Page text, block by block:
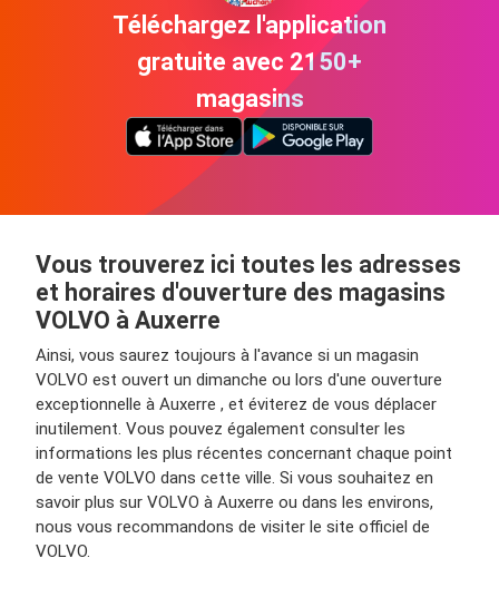
Téléchargez l'application
gratuite avec 2150+
magasins
Vous trouverez ici toutes les adresses
et horaires d'ouverture des magasins
VOLVO à Auxerre
Ainsi, vous saurez toujours à l'avance si un magasin
VOLVO est ouvert un dimanche ou lors d'une ouverture
exceptionnelle à Auxerre , et éviterez de vous déplacer
inutilement. Vous pouvez également consulter les
informations les plus récentes concernant chaque point
de vente VOLVO dans cette ville. Si vous souhaitez en
savoir plus sur VOLVO à Auxerre ou dans les environs,
nous vous recommandons de visiter le site officiel de
VOLVO.